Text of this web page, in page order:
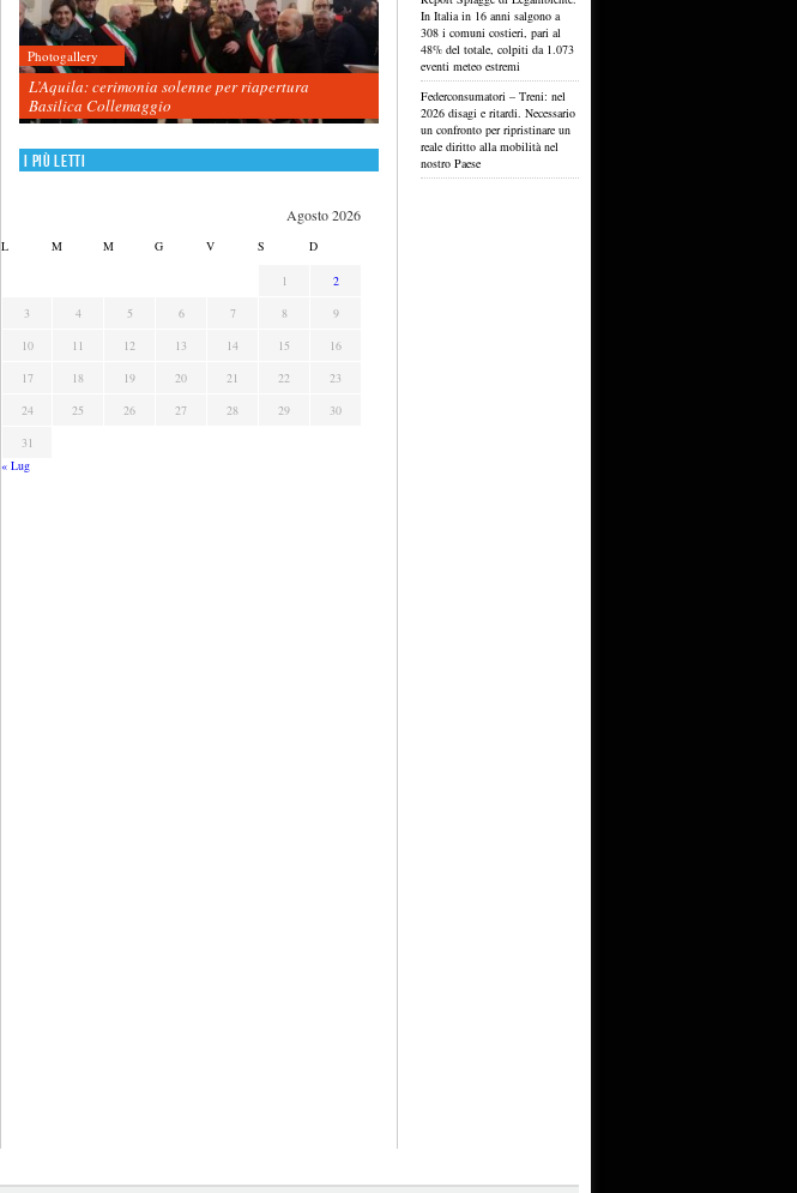
Photogallery
L’Aquila: cerimonia solenne per riapertura
Basilica Collemaggio
I più letti
Agosto 2026
L M M G V S D
1
2
3
4 5 6 7 8
9
10
11 12 13 14 15
16
17
18 19 20 21 22
23
24
25 26 27 28 29
30
31
« Lug
In Italia in 16 anni salgono a
308 i comuni costieri, pari al
48% del totale, colpiti da 1.073
eventi meteo estremi
Federconsumatori – Treni: nel
2026 disagi e ritardi. Necessario
un confronto per ripristinare un
reale diritto alla mobilità nel
nostro Paese